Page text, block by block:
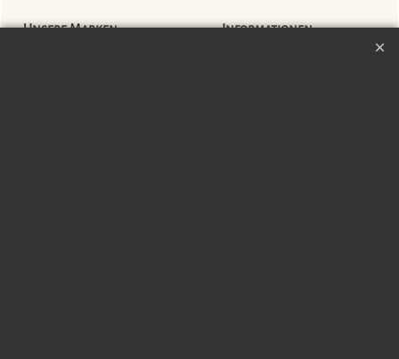
Unsere Marken Informationen